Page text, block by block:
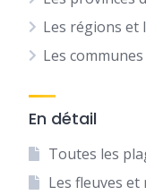
Les régions et
Les
En détail
Toutes les
Les fleuves